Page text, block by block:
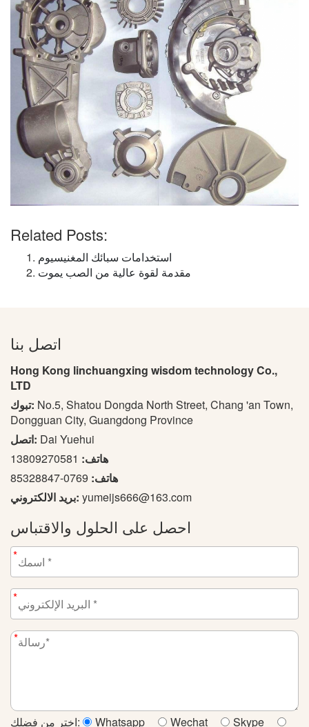
Related Posts:
استخدامات سبائك المغنيسيوم
مقدمة لقوة عالية من الصب يموت
اتصل بنا
Hong Kong linchuangxing wisdom technology Co.,
LTD
تبوك: No.5, Shatou Dongda North Street, Chang 'an Town,
Dongguan City, Guangdong Province
اتصل: Dai Yuehui
هاتف: 13809270581
هاتف: 0769-85328847
بريد الالكتروني: yumeijs666@163.com
احصل على الحلول والاقتباس
*
*
*
اختر من فضلك: Whatsapp Wechat Skype